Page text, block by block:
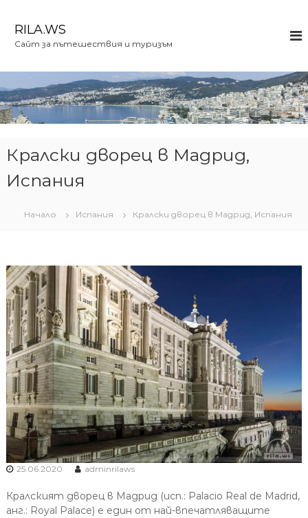
ъ
р
ж
RILA.WS
Сайт за пътешествия и туризъм
Кралски дворец в Мадрид,
Испания
Начало Испания Кралски дворец в Мадрид, Испания
25.06.2020 adminrilaws
Кралският дворец в Мадрид (исп.: Palacio Real de Madrid,
анг.: Royal Palace) е един от най-впечатляващите